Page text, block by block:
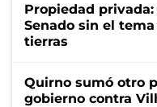
Propiedad
Senado sin el
tierras
Quirno sumó otro
gobierno contra